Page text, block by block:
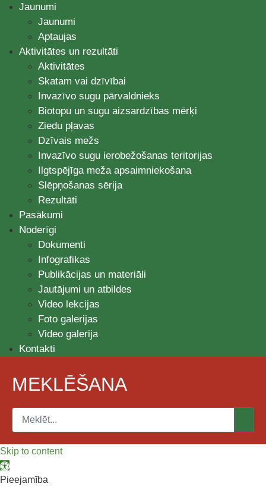
Jaunumi
Jaunumi
Aptaujas
Aktivitātes un rezultāti
Aktivitātes
Skatam vai dzīvībai
Invazīvo sugu pārvaldnieks
Biotopu un sugu aizsardzības mērķi
Ziedu pļavas
Dzīvais mežs
Invazīvo sugu ierobežošanas teritorijas
Ilgtspējīga meža apsaimniekošana
Slēpņošanas sērija
Rezultāti
Pasākumi
Noderīgi
Dokumenti
Infografikas
Publikācijas un materiāli
Jautājumi un atbildes
Video lekcijas
Foto galerijas
Video galerija
Kontakti
MEKLĒŠANA
Skip to content
Open toolbar
Pieejamība